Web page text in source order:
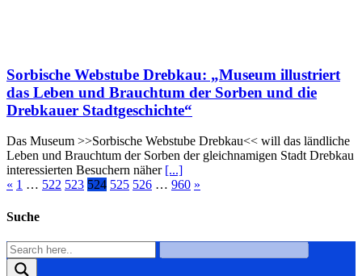
Sorbische Webstube Drebkau: „Museum illustriert
das Leben und Brauchtum der Sorben und die
Drebkauer Stadtgeschichte“
Das Museum >>Sorbische Webstube Drebkau<< will das ländliche
Leben und Brauchtum der Sorben der gleichnamigen Stadt Drebkau
interessierten Besuchern näher [...]
« 1 … 522 523 524 525 526 … 960 »
Suche